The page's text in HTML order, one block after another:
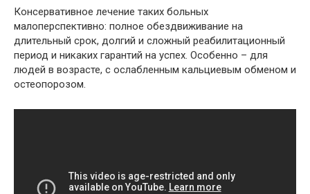
Консервативное лечение таких больных
малоперспективно: полное обездвиживание на
длительный срок, долгий и сложный реабилитационный
период и никаких гарантий на успех. Особенно – для
людей в возрасте, с ослабленным кальциевым обменом и
остеопорозом.